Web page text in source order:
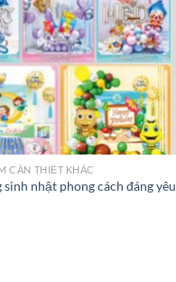
CẦN THIẾT KHÁC
sinh nhật phong cách đáng yêu